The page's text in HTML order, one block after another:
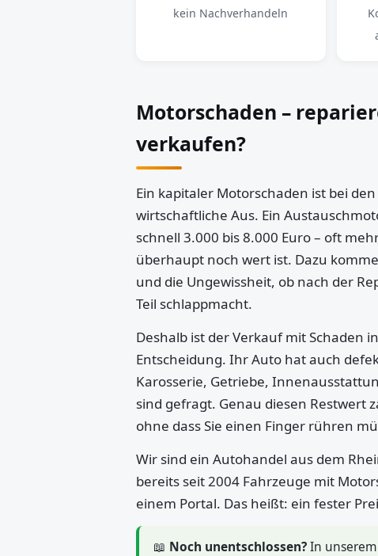
kein Nachverhandeln
Motorschaden –
verkaufen?
Ein kapitaler Motorschaden ist bei
wirtschaftliche Aus. Ein
schnell 3.000 bis 8.000 Euro – oft
überhaupt noch wert ist. Dazu
und die Ungewissheit, ob nach der
Teil schlappmacht.
Deshalb ist der Verkauf mit Schaden
Entscheidung. Ihr Auto hat auch
Karosserie, Getriebe,
sind gefragt. Genau diesen Restwert
ohne dass Sie einen Finger rühren
Wir sind ein Autohandel aus dem
bereits seit 2004 Fahrzeuge mit
einem Portal. Das heißt: ein fester
📖 Noch unentschlossen?In